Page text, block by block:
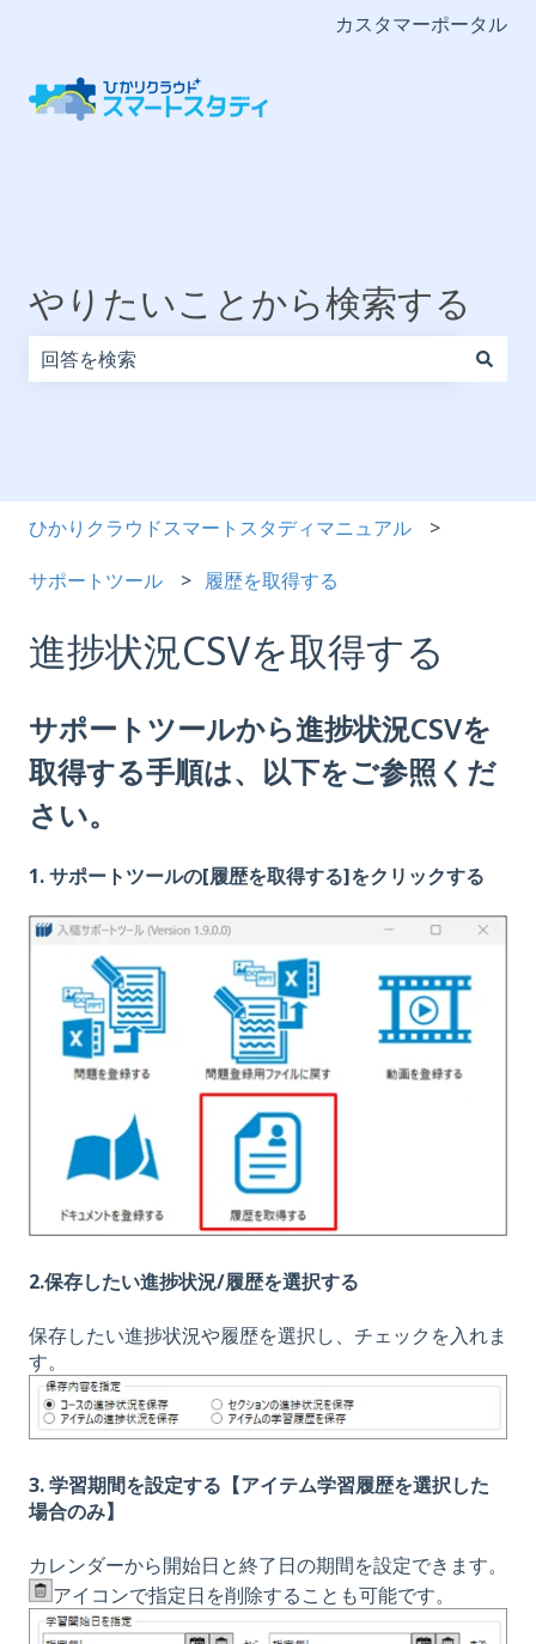
カスタマーポータル
やりたいことから検索する
ひかりクラウドスマートスタディマニュアル
サポートツール 履歴を取得する
進捗状況CSVを取得する
サポートツールから進捗状況CSVを
取得する手順は、以下をご参照くだ
さい。
1. サポートツールの[履歴を取得する]をクリックする
2.保存したい進捗状況/履歴を選択する
保存したい進捗状況や履歴を選択し、チェックを入れま
す。
3. 学習期間を設定する【アイテム学習履歴を選択した
場合のみ】
カレンダーから開始日と終了日の期間を設定できます。
アイコンで指定日を削除することも可能です。